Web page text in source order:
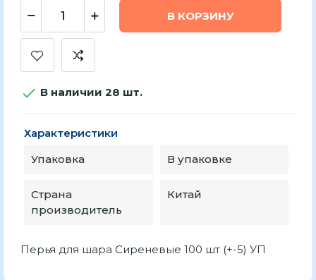
В КОРЗИНУ
 В наличии 28 шт.
Характеристики
Упаковка
В упаковке
Страна
производитель
Китай
Перья для шара Сиреневые 100 шт (+-5) УП